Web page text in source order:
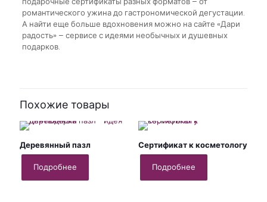
романтического ужина до гастрономической дегустации.
А найти еще больше вдохновения можно на сайте «Дари
радость» – сервисе с идеями необычных и душевных
подарков.
Похожие товары
Деревянный пазл
Подробнее
Сертификат к косметологу
Подробнее